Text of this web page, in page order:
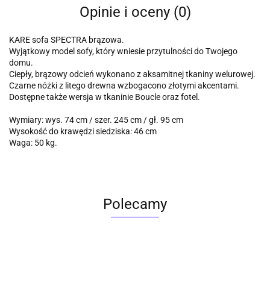
Opinie i oceny (0)
KARE sofa SPECTRA brązowa.
Wyjątkowy model sofy, który wniesie przytulności do Twojego
domu.
Ciepły, brązowy odcień wykonano z aksamitnej tkaniny welurowej.
Czarne nóżki z litego drewna wzbogacono złotymi akcentami.
Dostępne także wersja w tkaninie Boucle oraz fotel.
Wymiary: wys. 74 cm / szer. 245 cm / gł. 95 cm
Wysokość do krawędzi siedziska: 46 cm
Waga: 50 kg.
Polecamy